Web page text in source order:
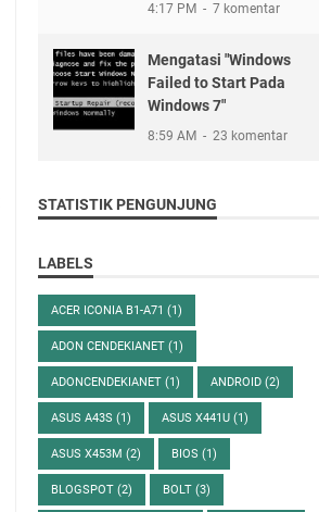
4:17 PM 7 komentar
Mengatasi "Windows
Failed to Start Pada
Windows 7"
8:59 AM 23 komentar
STATISTIK PENGUNJUNG
LABELS
ACER ICONIA B1-A71 (1)
ADON CENDEKIANET (1)
ADONCENDEKIANET (1) ANDROID (2)
ASUS A43S (1) ASUS X441U (1)
ASUS X453M (2) BIOS (1)
BLOGSPOT (2) BOLT (3)